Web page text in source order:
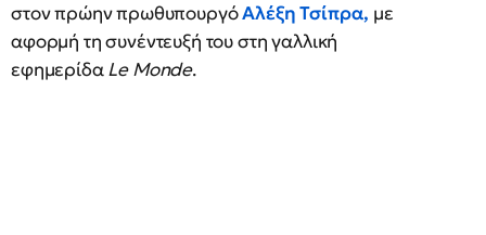
στον πρώην πρωθυπουργόΑλέξη Τσίπρα, με
αφορμή τη συνέντευξή του στη γαλλική
εφημερίδαLe Monde.